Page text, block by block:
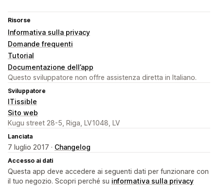
Risorse
Informativa sulla privacy
Domande frequenti
Tutorial
Documentazione dell’app
Questo sviluppatore non offre assistenza diretta in Italiano.
Sviluppatore
ITissible
Sito web
Kugu street 28-5, Riga, LV1048, LV
Lanciata
7 luglio 2017 · Changelog
Accesso ai dati
Questa app deve accedere ai seguenti dati per funzionare con
il tuo negozio. Scopri perché su informativa sulla privacy